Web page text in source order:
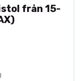
från 15-